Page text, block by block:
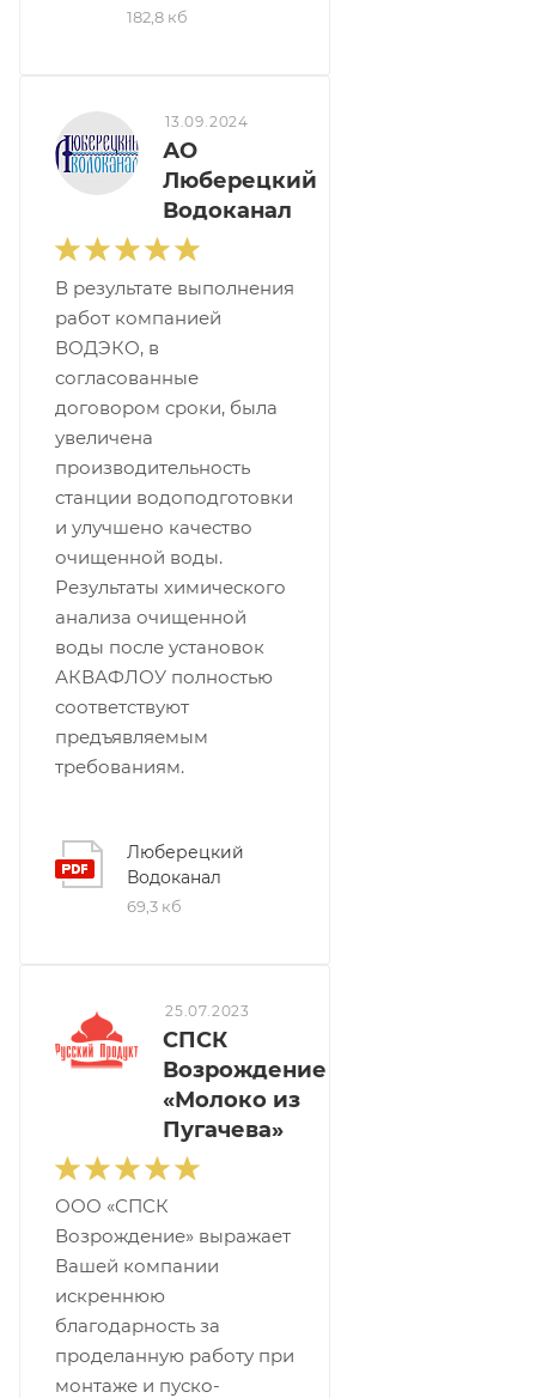
182,8 кб
13.09.2024
АО
Люберецкий
Водоканал
В результате выполнения
работ компанией
ВОДЭКО, в
согласованные
договором сроки, была
увеличена
производительность
станции водоподготовки
и улучшено качество
очищенной воды.
Результаты химического
анализа очищенной
воды после установок
АКВАФЛОУ полностью
соответствуют
предъявляемым
требованиям.
Люберецкий
Водоканал
69,3 кб
25.07.2023
СПСК
Возрождение
«Молоко из
Пугачева»
ООО «СПСК
Возрождение» выражает
Вашей компании
искреннюю
благодарность за
проделанную работу при
монтаже и пуско-